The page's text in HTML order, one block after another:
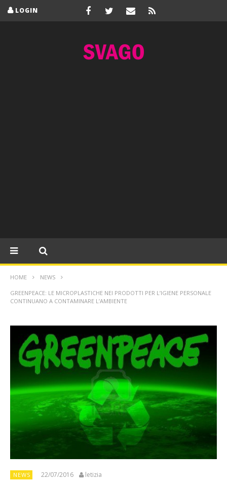
LOGIN
HOME NEWS
GREENPEACE: LE MICROPLASTICHE NEI PRODOTTI PER L’IGIENE PERSONALE
CONTINUANO A CONTAMINARE L’AMBIENTE
NEWS 22/07/2016 letizia